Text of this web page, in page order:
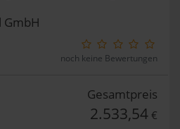
GmbH
noch keine Bewertungen
Gesamtpreis
2.533,54 €